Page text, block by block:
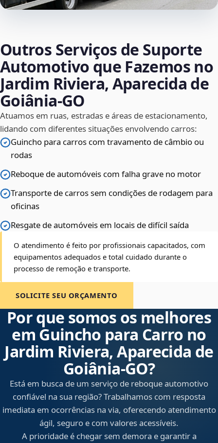
Outros Serviços de Suporte
Automotivo que Fazemos no
Jardim Riviera, Aparecida de
Goiânia‑GO
Atuamos em ruas, estradas e áreas de estacionamento,
lidando com diferentes situações envolvendo carros:
Guincho para carros com travamento de câmbio ou
rodas
Reboque de automóveis com falha grave no motor
Transporte de carros sem condições de rodagem para
oficinas
Resgate de automóveis em locais de difícil saída
O atendimento é feito por profissionais capacitados, com
equipamentos adequados e total cuidado durante o
processo de remoção e transporte.
SOLICITE SEU ORÇAMENTO
Por que somos os melhores
em Guincho para Carro no
Jardim Riviera, Aparecida de
Goiânia‑GO?
Está em busca de um serviço de reboque automotivo
confiável na sua região? Trabalhamos com resposta
imediata em ocorrências na via, oferecendo atendimento
ágil, seguro e com valores acessíveis.
A prioridade é chegar sem demora e garantir a